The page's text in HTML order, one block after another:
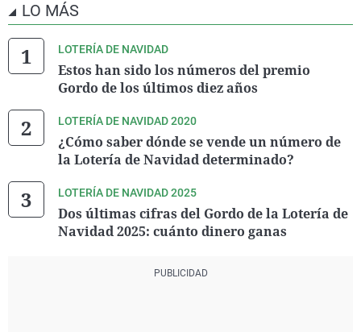
LO MÁS
LOTERÍA DE NAVIDAD
Estos han sido los números del premio
Gordo de los últimos diez años
LOTERÍA DE NAVIDAD 2020
¿Cómo saber dónde se vende un número de
la Lotería de Navidad determinado?
LOTERÍA DE NAVIDAD 2025
Dos últimas cifras del Gordo de la Lotería de
Navidad 2025: cuánto dinero ganas